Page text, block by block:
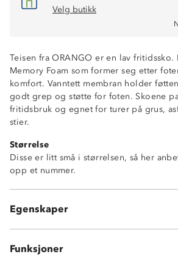
Velg butikk
Teisen fra ORANGO er en lav fritidssko.
Memory Foam som former seg etter
komfort. Vanntett membran holder
godt grep og støtte for foten. Skoene
fritidsbruk og egnet for turer på grus,
stier.
Størrelse
Disse er litt små i størrelsen, så her
opp et nummer.
Egenskaper
Lettvekt
Funksjoner